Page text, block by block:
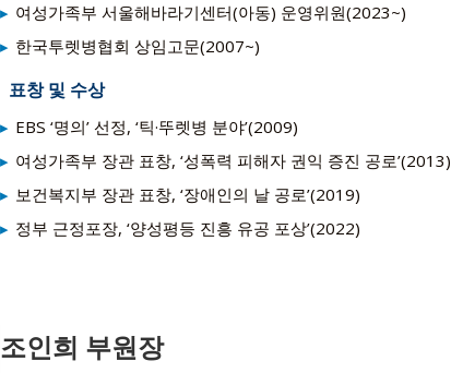
여성가족부 서울해바라기센터(아동) 운영위원(2023~)
한국투렛병협회 상임고문(2007~)
표창 및 수상
EBS ‘명의’ 선정, ‘틱·뚜렛병 분야’(2009)
여성가족부 장관 표창, ‘성폭력 피해자 권익 증진 공로’(2013)
보건복지부 장관 표창, ‘장애인의 날 공로’(2019)
정부 근정포장, ‘양성평등 진흥 유공 포상’(2022)
조인희 부원장